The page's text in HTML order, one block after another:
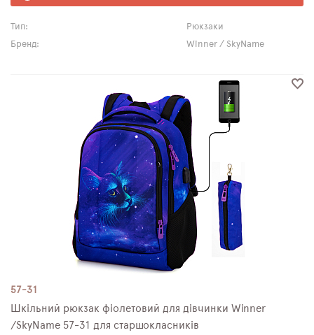
Тип:
Рюкзаки
Бренд:
Winner / SkyName
57-31
Шкільний рюкзак фіолетовий для дівчинки Winner
/SkyNamе 57-31 для старшокласників